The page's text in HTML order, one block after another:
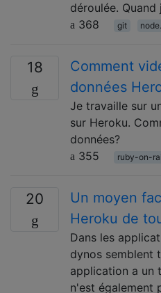
déroulée.
368
git
18
Comment
données
Je travaille sur
sur Heroku.
données?
355
ruby-on-
20
Un moyen
Heroku de
Dans les
dynos semblent
application a un
n'est également